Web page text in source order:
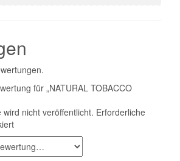
für „NATURAL TOBACCO
nicht veröffentlicht. Erforderliche